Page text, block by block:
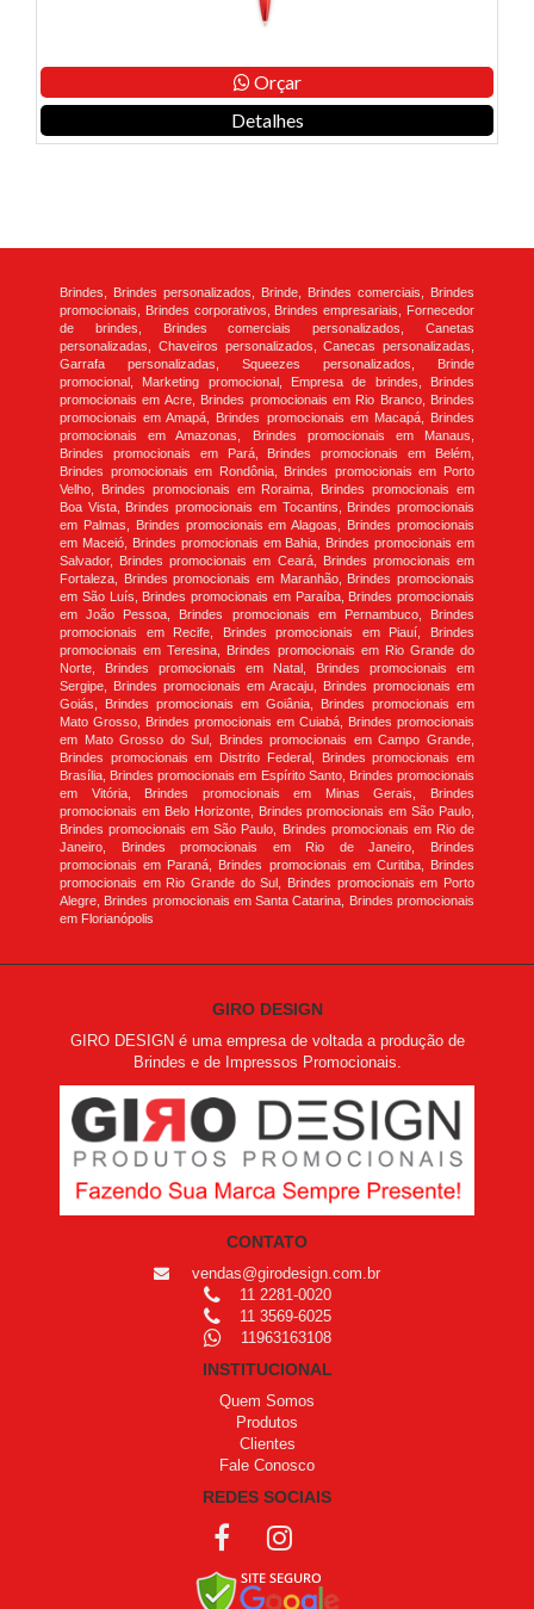
Orçar
Detalhes
Brindes, Brindes personalizados, Brinde, Brindes comerciais, Brindes
promocionais, Brindes corporativos, Brindes empresariais, Fornecedor
de brindes, Brindes comerciais personalizados, Canetas
personalizadas, Chaveiros personalizados, Canecas personalizadas,
Garrafa personalizadas, Squeezes personalizados, Brinde
promocional, Marketing promocional, Empresa de brindes, Brindes
promocionais em Acre, Brindes promocionais em Rio Branco, Brindes
promocionais em Amapá, Brindes promocionais em Macapá, Brindes
promocionais em Amazonas, Brindes promocionais em Manaus,
Brindes promocionais em Pará, Brindes promocionais em Belém,
Brindes promocionais em Rondônia, Brindes promocionais em Porto
Velho, Brindes promocionais em Roraima, Brindes promocionais em
Boa Vista, Brindes promocionais em Tocantins, Brindes promocionais
em Palmas, Brindes promocionais em Alagoas, Brindes promocionais
em Maceió, Brindes promocionais em Bahia, Brindes promocionais em
Salvador, Brindes promocionais em Ceará, Brindes promocionais em
Fortaleza, Brindes promocionais em Maranhão, Brindes promocionais
em São Luís, Brindes promocionais em Paraíba, Brindes promocionais
em João Pessoa, Brindes promocionais em Pernambuco, Brindes
promocionais em Recife, Brindes promocionais em Piauí, Brindes
promocionais em Teresina, Brindes promocionais em Rio Grande do
Norte, Brindes promocionais em Natal, Brindes promocionais em
Sergipe, Brindes promocionais em Aracaju, Brindes promocionais em
Goiás, Brindes promocionais em Goiânia, Brindes promocionais em
Mato Grosso, Brindes promocionais em Cuiabá, Brindes promocionais
em Mato Grosso do Sul, Brindes promocionais em Campo Grande,
Brindes promocionais em Distrito Federal, Brindes promocionais em
Brasília, Brindes promocionais em Espírito Santo, Brindes promocionais
em Vitória, Brindes promocionais em Minas Gerais, Brindes
promocionais em Belo Horizonte, Brindes promocionais em São Paulo,
Brindes promocionais em São Paulo, Brindes promocionais em Rio de
Janeiro, Brindes promocionais em Rio de Janeiro, Brindes
promocionais em Paraná, Brindes promocionais em Curitiba, Brindes
promocionais em Rio Grande do Sul, Brindes promocionais em Porto
Alegre, Brindes promocionais em Santa Catarina, Brindes promocionais
em Florianópolis
GIRO DESIGN
GIRO DESIGN é uma empresa de voltada a produção de
Brindes e de Impressos Promocionais.
CONTATO
vendas@girodesign.com.br
11 2281-0020
11 3569-6025
11963163108
INSTITUCIONAL
Quem Somos
Produtos
Clientes
Fale Conosco
REDES SOCIAIS